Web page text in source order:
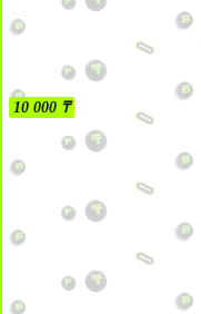
10 000 ₸